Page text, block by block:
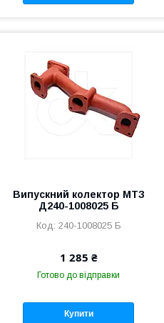
Випускний колектор МТЗ
Д240-1008025 Б
240-1008025 Б
1 285 ₴
Готово до відправки
Купити